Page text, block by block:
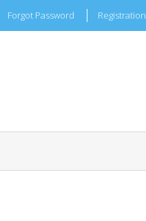
Forgot Password Registration